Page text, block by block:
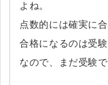
よね。
点数的には確実に
合格になるのは受
なので、まだ受験で